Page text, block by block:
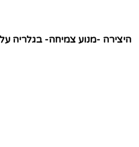
היצירה -מנוע צמיחה- בגלריה